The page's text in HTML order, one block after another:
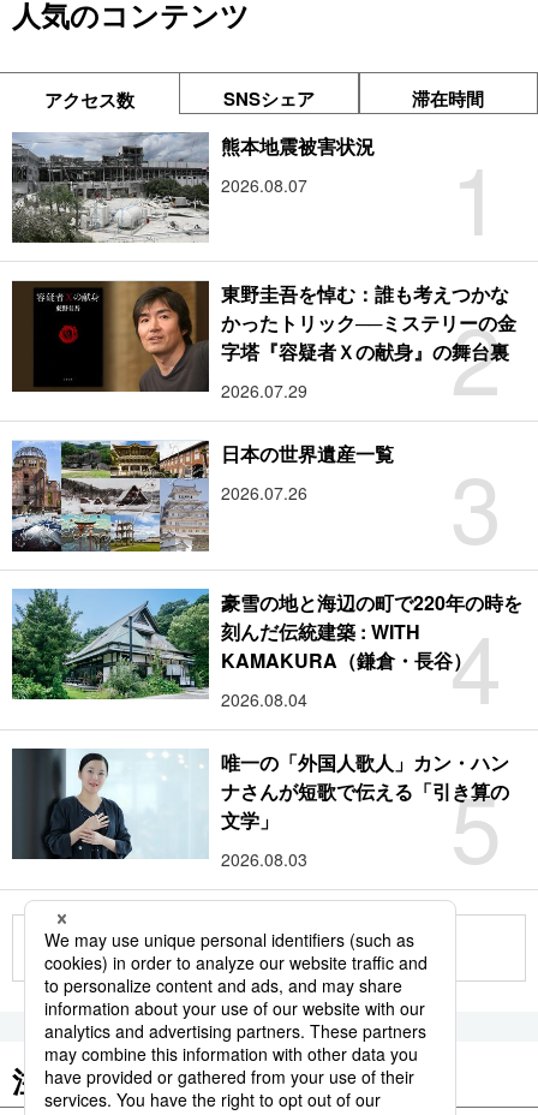
人気のコンテンツ
アクセス数 SNSシェア 滞在時間
1
熊本地震被害状況
2026.08.07
2
東野圭吾を悼む：誰も考えつかな
かったトリック──ミステリーの金
字塔『容疑者Ｘの献身』の舞台裏
2026.07.29
3
日本の世界遺産一覧
2026.07.26
4
豪雪の地と海辺の町で220年の時を
刻んだ伝統建築 : WITH
KAMAKURA（鎌倉・長谷）
2026.08.04
5
唯一の「外国人歌人」カン・ハン
ナさんが短歌で伝える「引き算の
文学」
2026.08.03
もっと見る
注目のキーワード